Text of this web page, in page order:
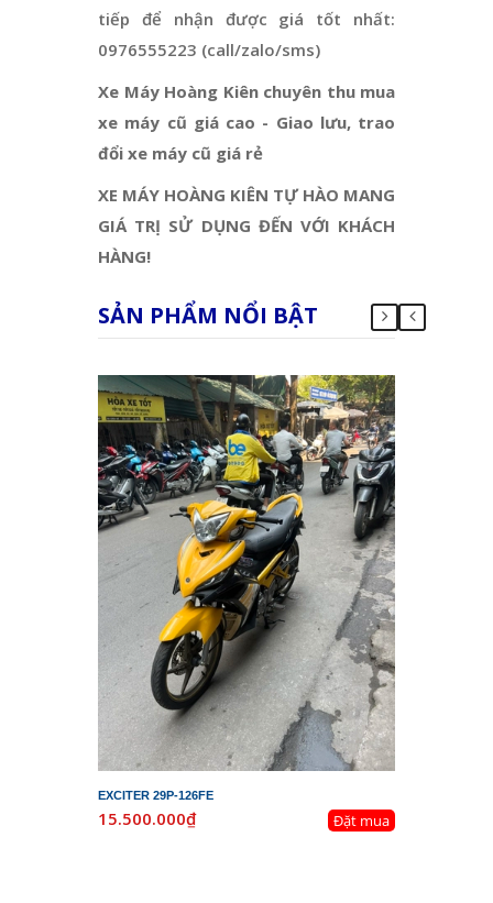
tiếp để nhận được giá tốt nhất:
0976555223 (call/zalo/sms)
Xe Máy Hoàng Kiên chuyên thu mua
xe máy cũ giá cao - Giao lưu, trao
đổi xe máy cũ giá rẻ
XE MÁY HOÀNG KIÊN TỰ HÀO MANG
GIÁ TRỊ SỬ DỤNG ĐẾN VỚI KHÁCH
HÀNG!
SẢN PHẨM NỔI BẬT
EXCITER 29P-126FE
15.500.000₫ Đặt mua